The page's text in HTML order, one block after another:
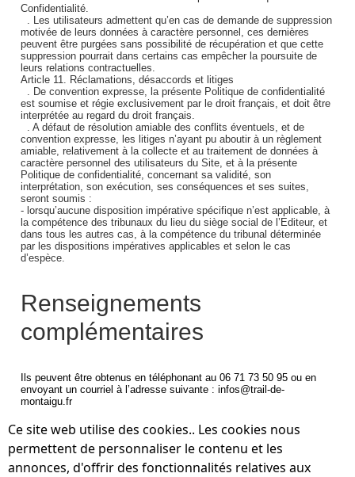
Confidentialité.
. Les utilisateurs admettent qu’en cas de demande de suppression
motivée de leurs données à caractère personnel, ces dernières
peuvent être purgées sans possibilité de récupération et que cette
suppression pourrait dans certains cas empêcher la poursuite de
leurs relations contractuelles.
Article 11. Réclamations, désaccords et litiges
. De convention expresse, la présente Politique de confidentialité
est soumise et régie exclusivement par le droit français, et doit être
interprétée au regard du droit français.
. A défaut de résolution amiable des conflits éventuels, et de
convention expresse, les litiges n’ayant pu aboutir à un règlement
amiable, relativement à la collecte et au traitement de données à
caractère personnel des utilisateurs du Site, et à la présente
Politique de confidentialité, concernant sa validité, son
interprétation, son exécution, ses conséquences et ses suites,
seront soumis :
- lorsqu’aucune disposition impérative spécifique n’est applicable, à
la compétence des tribunaux du lieu du siège social de l’Editeur, et
dans tous les autres cas, à la compétence du tribunal déterminée
par les dispositions impératives applicables et selon le cas
d’espèce.
Renseignements
complémentaires
Ils peuvent être obtenus en téléphonant au 06 71 73 50 95 ou en
envoyant un courriel à l’adresse suivante : infos@trail-de-
montaigu.fr
Ce site web utilise des cookies.. Les cookies nous
permettent de personnaliser le contenu et les
annonces, d'offrir des fonctionnalités relatives aux